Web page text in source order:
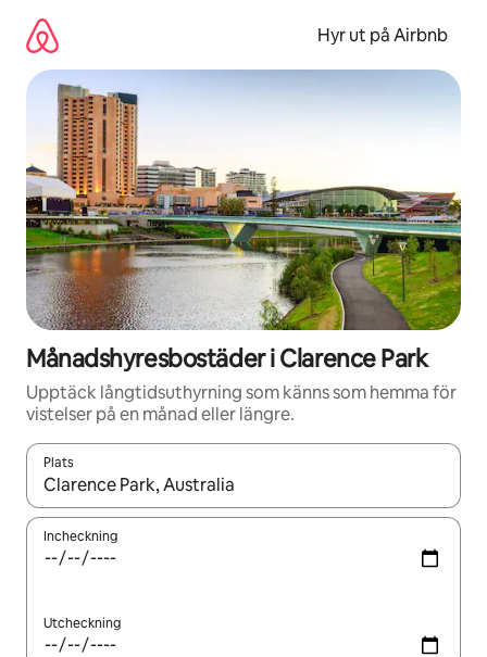
innehåll
Hyr ut på Airbnb
Månadshyresbostäder i Clarence Park
Upptäck långtidsuthyrning som känns som hemma för
vistelser på en månad eller längre.
Plats
När resultaten är tillgängliga kan du navigera med upp- och
Incheckning
Utcheckning